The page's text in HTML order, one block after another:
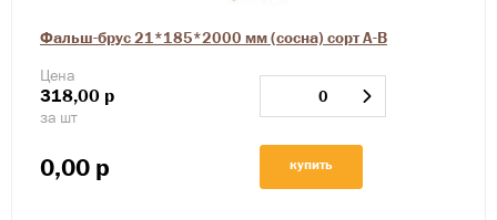
Фальш-брус 21*185*2000 мм (сосна) сорт А-В
Цена
318,00 р
за шт
0,00 р купить